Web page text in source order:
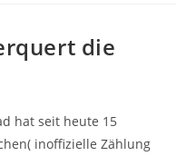
die
hat seit heute 15
inoffizielle Zählung